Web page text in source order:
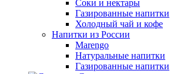
Соки и нектары
Газированные напитки
Холодный чай и кофе
Напитки из России
Marengo
Натуральные напитки
Газированные напитки